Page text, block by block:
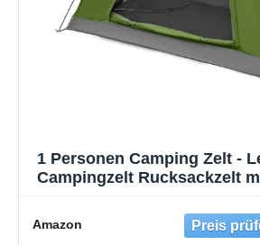
1 Personen Camping Zelt -
Campingzelt Rucksackzelt
Wasserdicht, Einfache
Camping Outdoor Wandern
Amazon